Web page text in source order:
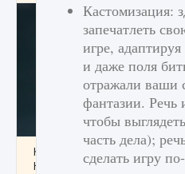
Как проверить статус
Hawk Ops
Кастомизация:
запечатлеть
игре,
и даже поля
отражали ваши
фантазии. Речь
чтобы
часть дела);
сделать игру